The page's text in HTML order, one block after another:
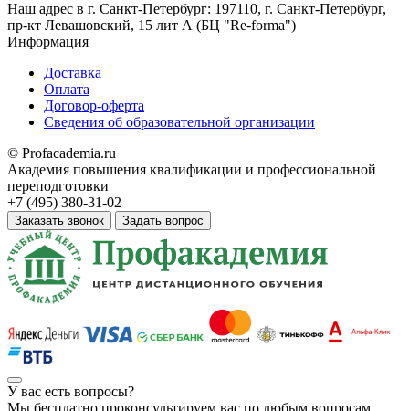
Наш адрес в г. Санкт-Петербург: 197110, г. Санкт-Петербург,
пр-кт Левашовский, 15 лит А (БЦ "Re-forma")
Информация
Доставка
Оплата
Договор-оферта
Сведения об образовательной организации
© Profacademia.ru
Академия повышения квалификации и профессиональной
переподготовки
+7 (495) 380-31-02
Заказать звонок Задать вопрос
У вас есть вопросы?